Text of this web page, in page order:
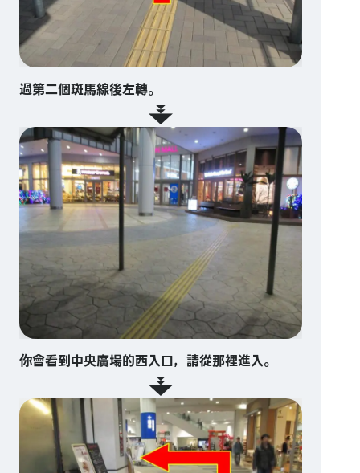
過第二個斑馬線後左轉。
你會看到中央廣場的西入口，請從那裡進入。